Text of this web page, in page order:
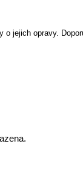
jejich opravy.